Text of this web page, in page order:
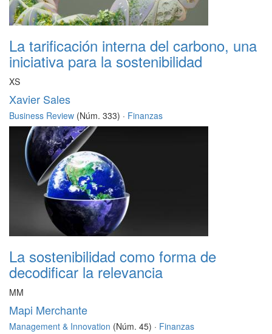
La tarificación interna del carbono, una
iniciativa para la sostenibilidad
XS
Xavier Sales
Business Review (Núm. 333) · Finanzas
La sostenibilidad como forma de
decodificar la relevancia
MM
Mapi Merchante
Management & Innovation (Núm. 45) · Finanzas